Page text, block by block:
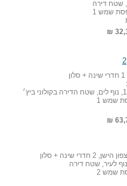
שינה + סלון